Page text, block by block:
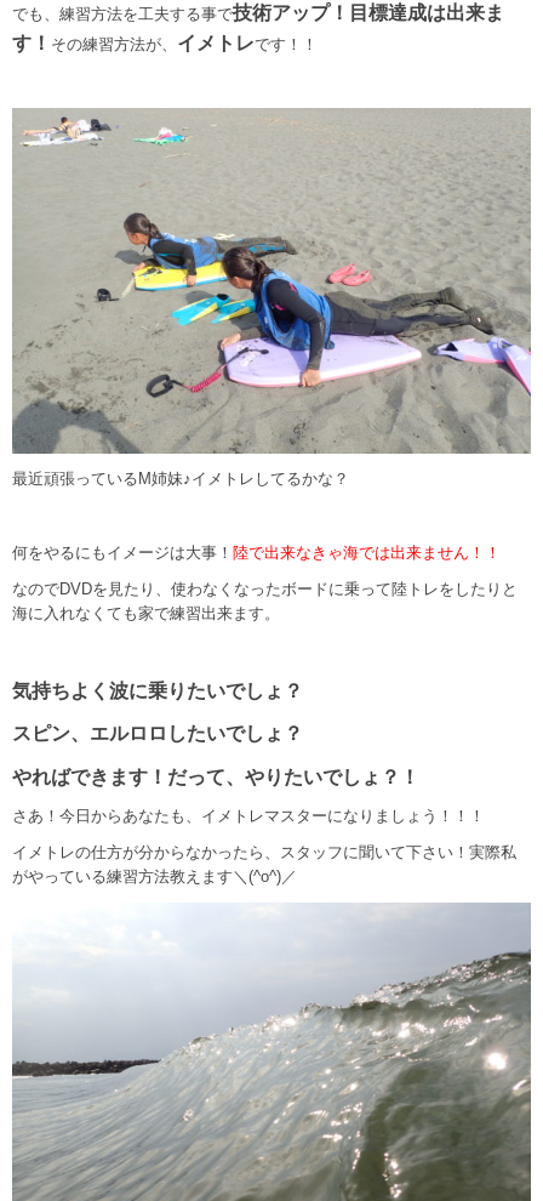
でも、練習方法を工夫する事で技術アップ！目標達成は出来ま
す！ その練習方法が、 イメトレです！！
最近頑張っているM姉妹♪イメトレしてるかな？
何をやるにもイメージは大事！ 陸で出来なきゃ海では出来ません！！
なのでDVDを見たり、使わなくなったボードに乗って陸トレをしたりと
海に入れなくても家で練習出来ます。
気持ちよく波に乗りたいでしょ？
スピン、エルロロしたいでしょ？
やればできます！だって、やりたいでしょ？！
さあ！今日からあなたも、イメトレマスターになりましょう！！！
イメトレの仕方が分からなかったら、スタッフに聞いて下さい！実際私
がやっている練習方法教えます＼(^o^)／